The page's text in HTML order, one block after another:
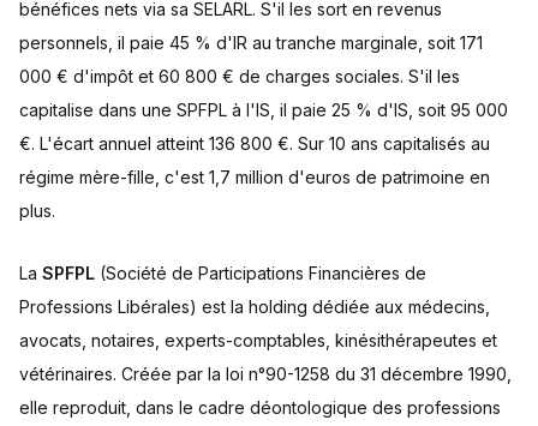
bénéfices nets via sa SELARL. S'il les sort en revenus
personnels, il paie 45 % d'IR au tranche marginale, soit 171
000 € d'impôt et 60 800 € de charges sociales. S'il les
capitalise dans une SPFPL à l'IS, il paie 25 % d'IS, soit 95 000
€. L'écart annuel atteint 136 800 €. Sur 10 ans capitalisés au
régime mère-fille, c'est 1,7 million d'euros de patrimoine en
plus.
La SPFPL (Société de Participations Financières de
Professions Libérales) est la holding dédiée aux médecins,
avocats, notaires, experts-comptables, kinésithérapeutes et
vétérinaires. Créée par la loi n°90-1258 du 31 décembre 1990,
elle reproduit, dans le cadre déontologique des professions